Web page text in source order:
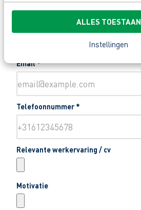
ALLES TOESTAAN
Instellingen
Email*
Telefoonnummer *
Relevante werkervaring / cv
Motivatie